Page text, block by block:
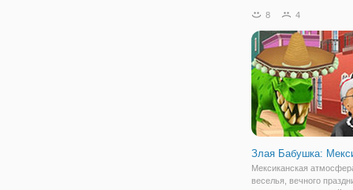
маленькой рыбкой и
«мыши». Вам нужно
плыть как можно
8 4
Злая Бабушка:
Мексиканская
веселья, вечного